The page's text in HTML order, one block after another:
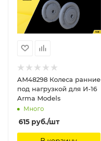
AM48298 Колеса ранние
под нагрузкой для И-16
Arma Models
Много
615 руб./шт